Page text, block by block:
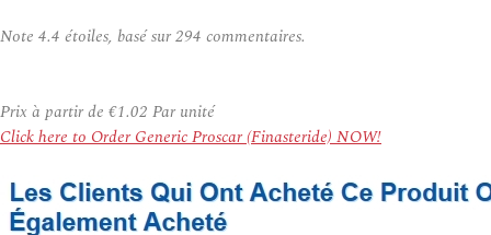
Note 4.4 étoiles, basé sur294 commentaires.
Prix à partir de €1.02 Par unité
Click here to Order Generic Proscar (Finasteride) NOW!